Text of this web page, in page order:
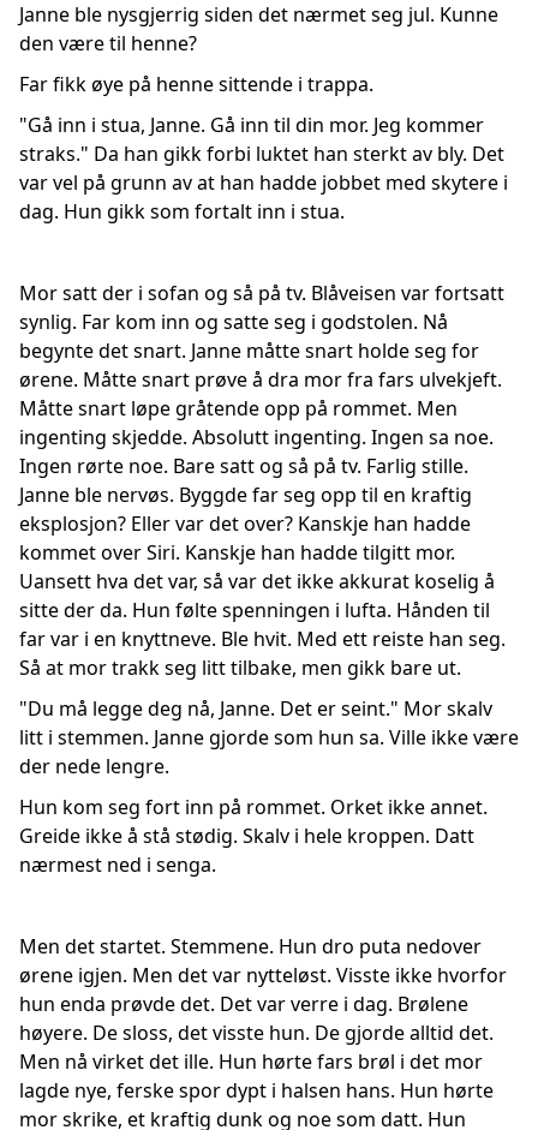
Janne ble nysgjerrig siden det nærmet seg jul. Kunne
den være til henne?
Far fikk øye på henne sittende i trappa.
"Gå inn i stua, Janne. Gå inn til din mor. Jeg kommer
straks." Da han gikk forbi luktet han sterkt av bly. Det
var vel på grunn av at han hadde jobbet med skytere i
dag. Hun gikk som fortalt inn i stua.
Mor satt der i sofan og så på tv. Blåveisen var fortsatt
synlig. Far kom inn og satte seg i godstolen. Nå
begynte det snart. Janne måtte snart holde seg for
ørene. Måtte snart prøve å dra mor fra fars ulvekjeft.
Måtte snart løpe gråtende opp på rommet. Men
ingenting skjedde. Absolutt ingenting. Ingen sa noe.
Ingen rørte noe. Bare satt og så på tv. Farlig stille.
Janne ble nervøs. Byggde far seg opp til en kraftig
eksplosjon? Eller var det over? Kanskje han hadde
kommet over Siri. Kanskje han hadde tilgitt mor.
Uansett hva det var, så var det ikke akkurat koselig å
sitte der da. Hun følte spenningen i lufta. Hånden til
far var i en knyttneve. Ble hvit. Med ett reiste han seg.
Så at mor trakk seg litt tilbake, men gikk bare ut.
"Du må legge deg nå, Janne. Det er seint." Mor skalv
litt i stemmen. Janne gjorde som hun sa. Ville ikke være
der nede lengre.
Hun kom seg fort inn på rommet. Orket ikke annet.
Greide ikke å stå stødig. Skalv i hele kroppen. Datt
nærmest ned i senga.
Men det startet. Stemmene. Hun dro puta nedover
ørene igjen. Men det var nytteløst. Visste ikke hvorfor
hun enda prøvde det. Det var verre i dag. Brølene
høyere. De sloss, det visste hun. De gjorde alltid det.
Men nå virket det ille. Hun hørte fars brøl i det mor
lagde nye, ferske spor dypt i halsen hans. Hun hørte
mor skrike, et kraftig dunk og noe som datt. Hun